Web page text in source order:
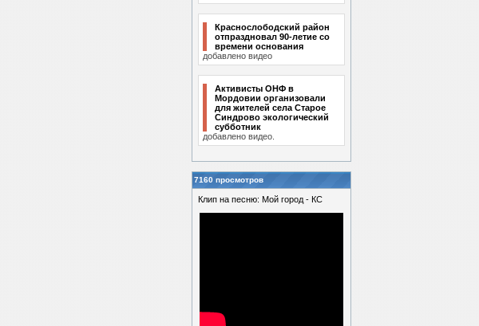
Краснослободский район
отпраздновал 90-летие со
времени основания
добавлено видео
Активисты ОНФ в
Мордовии организовали
для жителей села Старое
Синдрово экологический
субботник
добавлено видео.
7160 просмотров
Клип на песню: Мой город - КС